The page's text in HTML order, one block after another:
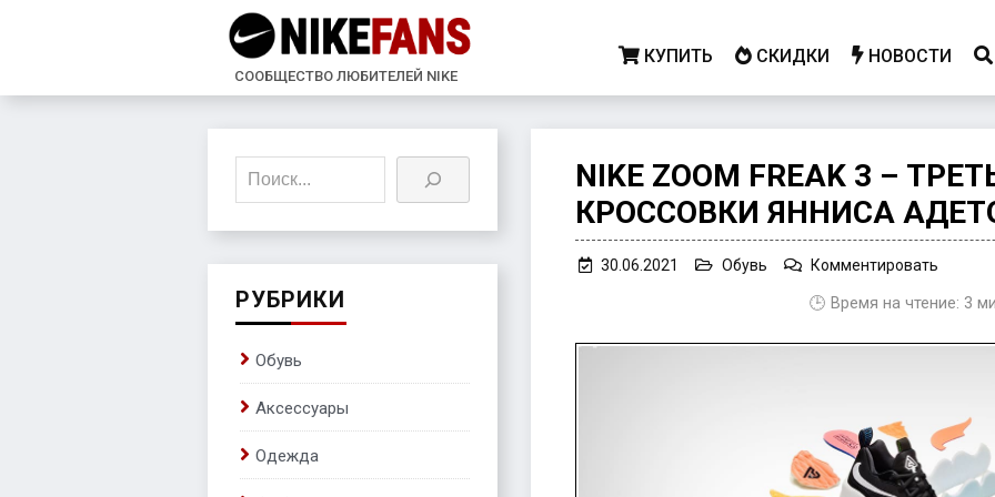
СООБЩЕСТВО ЛЮБИТЕЛЕЙ NIKE
КУПИТЬ СКИДКИ НОВОСТИ
NIKE ZOOM FREAK 3 –
КРОССОВКИ ЯННИСА
30.06.2021 Обувь Комментировать
Zoom
именные
Янниса
🕒 Время на чтение: 3
Поиск
РУБРИКИ
Обувь
Аксессуары
Одежда